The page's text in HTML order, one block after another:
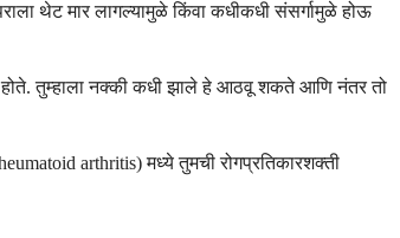
थेट मार लागल्यामुळे किंवा कधीकधी संसर्गामुळे होऊ
होते. तुम्हाला नक्की कधी झाले हे आठवू शकते आणि नंतर तो
arthritis) मध्ये तुमची रोगप्रतिकारशक्ती